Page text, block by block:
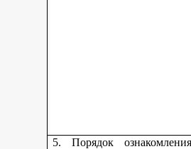
5. Порядок